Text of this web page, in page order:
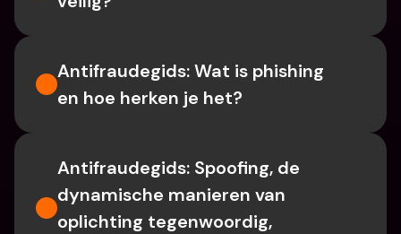
Antifraudegids: Wat is phishing
en hoe herken je het?
Antifraudegids: Spoofing, de
dynamische manieren van
oplichting tegenwoordig,